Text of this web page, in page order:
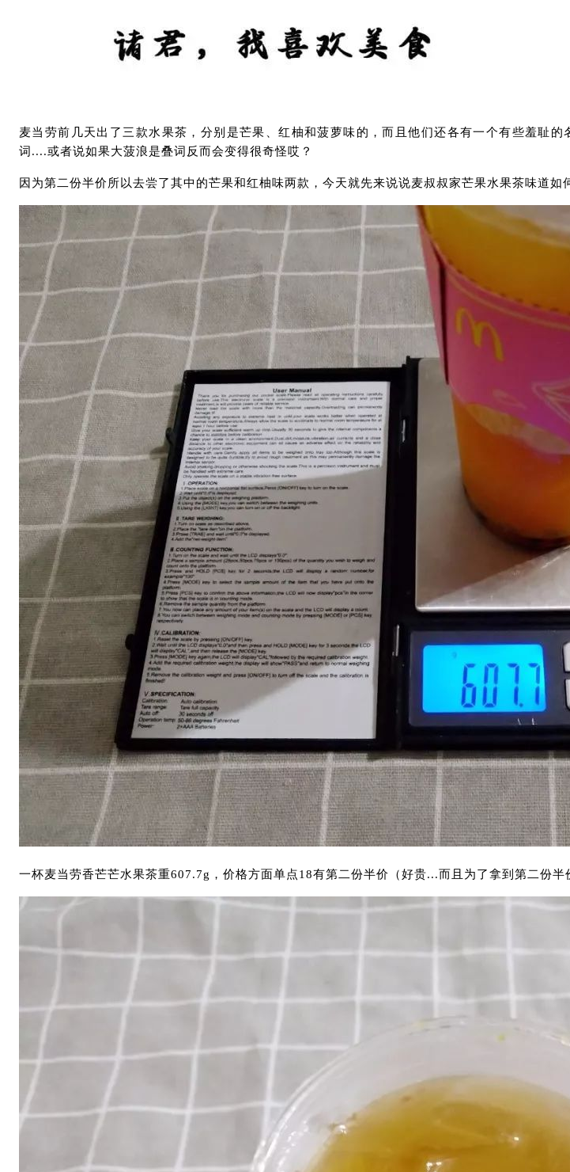
麦当劳前几天出了三款水果茶，分别是芒果、红柚和菠萝味的，而且他们还各有一个有些羞耻
词....或者说如果大菠浪是叠词反而会变得很奇怪哎？
因为第二份半价所以去尝了其中的芒果和红柚味两款，今天就先来说说麦叔叔家芒果水果茶味道如
一杯麦当劳香芒芒水果茶重607.7g，价格方面单点18有第二份半价（好贵...而且为了拿到第二份半